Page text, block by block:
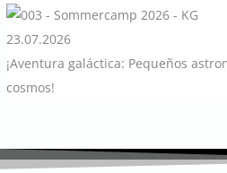
23.07.2026
¡Aventura galáctica: Pequeños
cosmos!